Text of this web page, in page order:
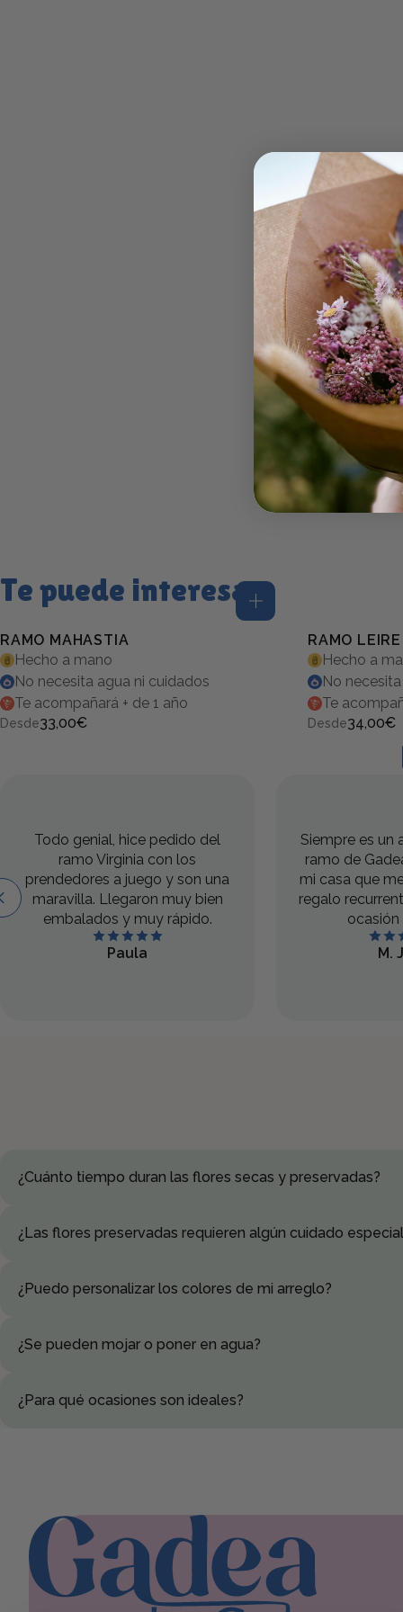
Te puede interesar
5.0 (5)
RAMO MAHASTIA
Hecho a mano
No necesita agua ni cuidados
Te acompañará + de 1 año
Desde33,00€
5.0 (2)
RAMO LEIRE
Hecho a
No
Te
Desde34,00€
Todo genial, hice pedido del
ramo Virginia con los
prendedores a juego y son una
maravilla. Llegaron muy bien
embalados y muy rápido.
Paula
Siempre es un
ramo de
mi casa que
regalo
ocasión
M.
¿Cuánto tiempo duran las flores secas y preservadas?
¿Las flores preservadas requieren algún cuidado
¿Puedo personalizar los colores de mi arreglo?
¿Se pueden mojar o poner en agua?
¿Para qué ocasiones son ideales?